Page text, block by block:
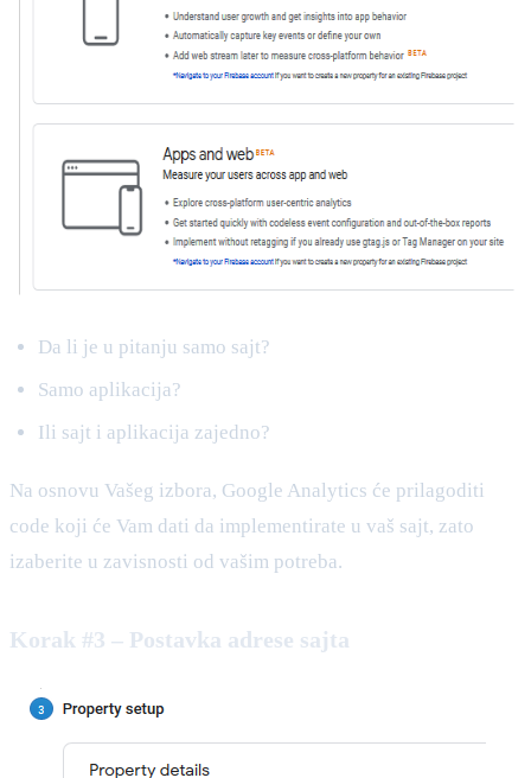
Da li je u pitanju samo sajt?
Samo aplikacija?
Ili sajt i aplikacija zajedno?
Na osnovu Vašeg izbora, Google Analytics će prilagoditi
code koji će Vam dati da implementirate u vaš sajt, zato
izaberite u zavisnosti od vašim potreba.
Korak #3 – Postavka adrese sajta